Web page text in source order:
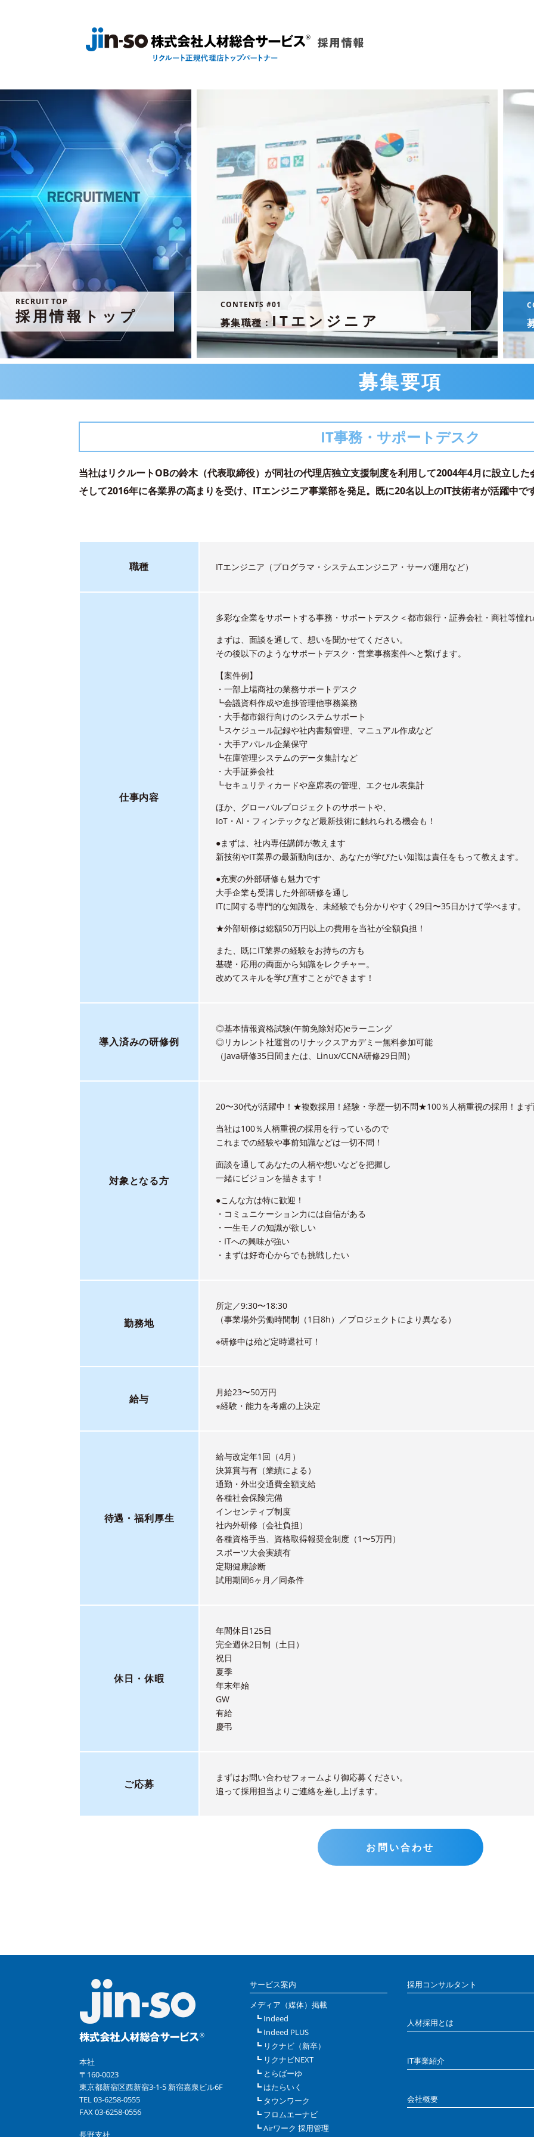
RECRUIT TOP
採用情報トップ
CONTENTS #01
募集職種：ITエンジニア
募集要項
IT事務・サポートデスク
当社はリクルートOBの鈴木（代表取締役）が同社の代理店独立支援制度を利用して2004年4月に設立した
そして2016年に各業界の高まりを受け、ITエンジニア事業部を発足。既に20名以上のIT技術者が活躍中で
職種 ITエンジニア（プログラマ・システムエンジニア・サーバ運用など）
仕事内容
多彩な企業をサポートする事務・サポートデスク＜都市銀行・証券会社・商社等憧
まずは、面談を通して、想いを聞かせてください。
その後以下のようなサポートデスク・営業事務案件へと繋げます。
【案件例】
・一部上場商社の業務サポートデスク
┗会議資料作成や進捗管理他事務業務
・大手都市銀行向けのシステムサポート
┗スケジュール記録や社内書類管理、マニュアル作成など
・大手アパレル企業保守
┗在庫管理システムのデータ集計など
・大手証券会社
┗セキュリティカードや座席表の管理、エクセル表集計
ほか、グローバルプロジェクトのサポートや、
IoT・AI・フィンテックなど最新技術に触れられる機会も！
●まずは、社内専任講師が教えます
新技術やIT業界の最新動向ほか、あなたが学びたい知識は責任をもって教えます。
●充実の外部研修も魅力です
大手企業も受講した外部研修を通し
ITに関する専門的な知識を、未経験でも分かりやすく29日〜35日かけて学べます。
★外部研修は総額50万円以上の費用を当社が全額負担！
また、既にIT業界の経験をお持ちの方も
基礎・応用の両面から知識をレクチャー。
改めてスキルを学び直すことができます！
導入済みの研修例
◎基本情報資格試験(午前免除対応)eラーニング
◎リカレント社運営のリナックスアカデミー無料参加可能
（Java研修35日間または、Linux/CCNA研修29日間）
対象となる方
20〜30代が活躍中！★複数採用！経験・学歴一切不問★100％人柄重視の採用！まず
当社は100％人柄重視の採用を行っているので
これまでの経験や事前知識などは一切不問！
面談を通してあなたの人柄や想いなどを把握し
一緒にビジョンを描きます！
●こんな方は特に歓迎！
・コミュニケーション力には自信がある
・一生モノの知識が欲しい
・ITへの興味が強い
・まずは好奇心からでも挑戦したい
勤務地
所定／9:30〜18:30
（事業場外労働時間制（1日8h）／プロジェクトにより異なる）
※研修中は殆ど定時退社可！
給与
月給23〜50万円
※経験・能力を考慮の上決定
待遇 ・福利厚生
給与改定年1回（4月）
決算賞与有（業績による）
通勤・外出交通費全額支給
各種社会保険完備
インセンティブ制度
社内外研修（会社負担）
各種資格手当、資格取得報奨金制度（1〜5万円）
スポーツ大会実績有
定期健康診断
試用期間6ヶ月／同条件
休日 ・ 休暇
年間休日125日
完全週休2日制（土日）
祝日
夏季
年末年始
GW
有給
慶弔
ご応募
まずはお問い合わせフォームより御応募ください。
追って採用担当よりご連絡を差し上げます。
お問い合わせ
本社
〒160-0023
東京都新宿区西新宿3-1-5 新宿嘉泉ビル6F
TEL 03-6258-0555
FAX 03-6258-0556
長野支社
サービス案内
メディア（媒体）掲載
Indeed
Indeed PLUS
リクナビ（新卒）
リクナビNEXT
とらばーゆ
はたらいく
タウンワーク
フロムエーナビ
Airワーク 採用管理
採用コンサルタント
人材採用とは
IT事業紹介
会社概要